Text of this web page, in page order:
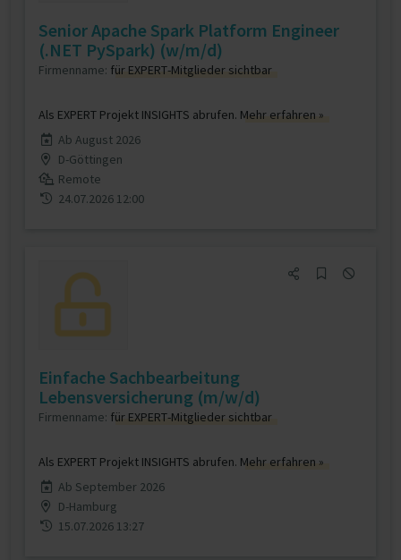
Senior Apache Spark Platform Engineer
(.NET PySpark) (w/m/d)
Firmenname: für EXPERT-Mitglieder sichtbar
Als EXPERT Projekt INSIGHTS abrufen. Mehr erfahren »
Ab August 2026
D-Göttingen
Remote
24.07.2026 12:00
Einfache Sachbearbeitung
Lebensversicherung (m/w/d)
Firmenname: für EXPERT-Mitglieder sichtbar
Als EXPERT Projekt INSIGHTS abrufen. Mehr erfahren »
Ab September 2026
D-Hamburg
15.07.2026 13:27